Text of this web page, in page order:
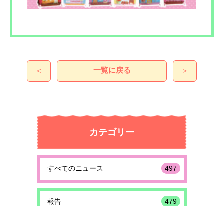
＜ 一覧に戻る ＞
カテゴリー
すべてのニュース 497
報告 479